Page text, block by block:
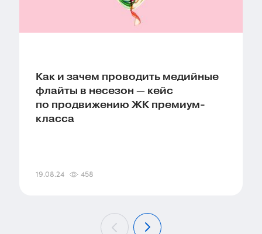
Как и зачем проводить медийные
флайты в несезон — кейс
по продвижению ЖК премиум-
класса
19.08.24 458